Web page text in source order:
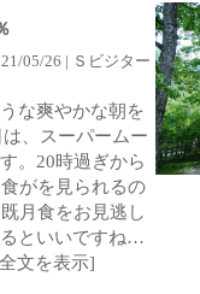
％
05/26 | Ｓビジター
な爽やかな朝を
、スーパームー
。20時過ぎから
がを見られるの
月食をお見逃し
といいですね…
文を表示]